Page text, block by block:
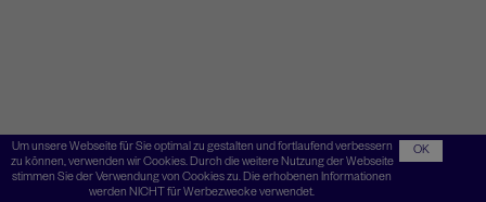
Um unsere Webseite für Sie optimal zu gestalten und fortlaufend verbessern
zu können, verwenden wir Cookies. Durch die weitere Nutzung der Webseite
stimmen Sie der Verwendung von Cookies zu. Die erhobenen Informationen
werden NICHT für Werbezwecke verwendet.
OK